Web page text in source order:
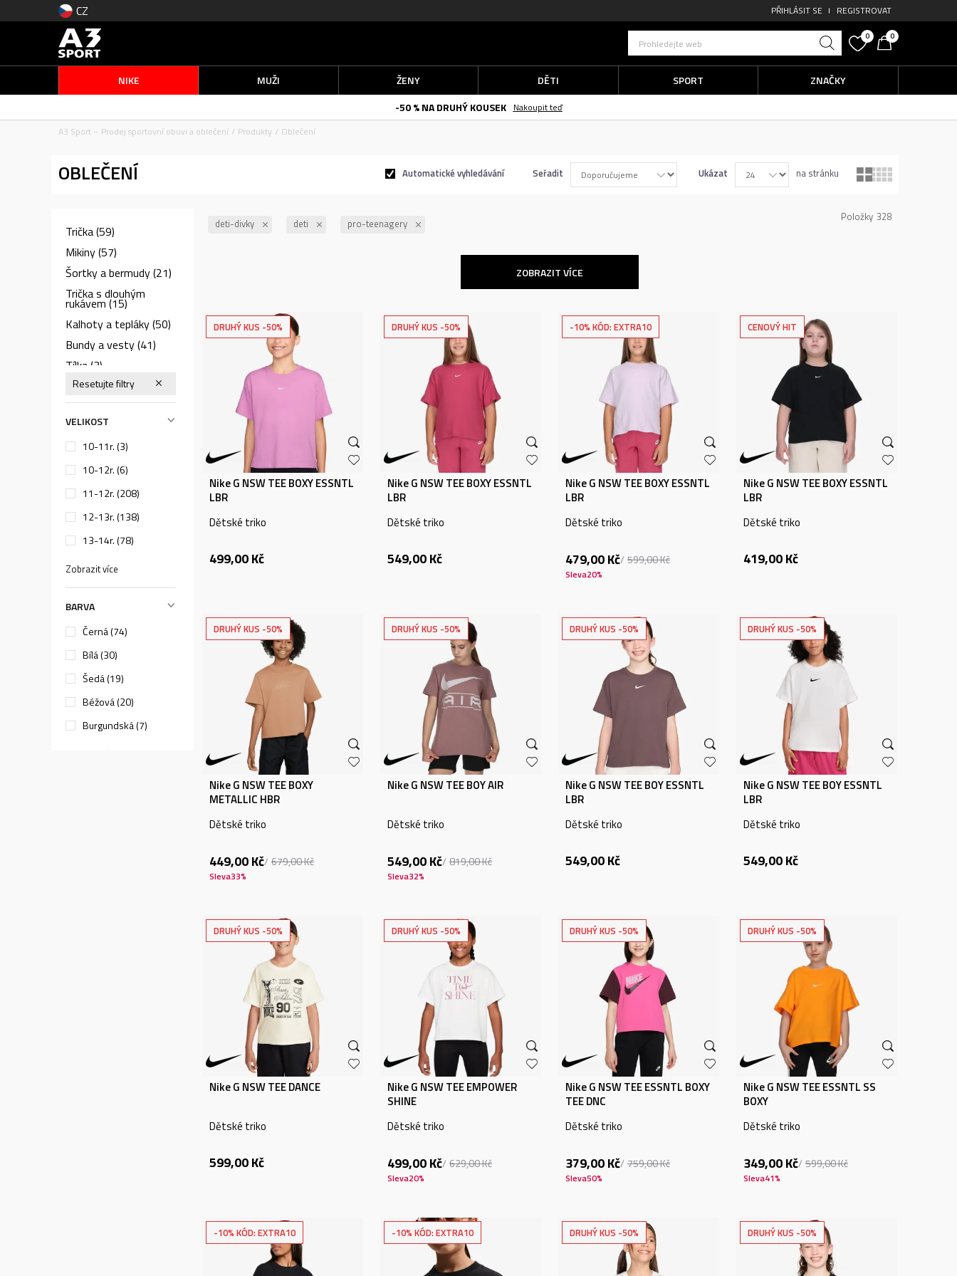
CZ PŘIHLÁSIT SE REGISTROVAT
Prohledejte web
0 0
NIKE MUŽI ŽENY DĚTI SPORT
ZNAČKY
-50 % NA DRUHÝ KOUSEK
Nakoupit teď
A3 Sport – Prodej sportovní obuvi a oblečení
Produkty Oblečení
OBLEČENÍ Automatické vyhledávání Seřadit Ukázat na stránku
Trička(59)
Mikiny(57)
Šortky a bermudy(21)
Trička s dlouhým
rukávem(15)
Kalhoty a tepláky(50)
Bundy a vesty(41)
Tílka (3)
Kalhoty(10)
Legíny(26)
Plavky(28)
Soupravy(1)
Soupravy(6)
Podprsenky(4)
Sukně a šaty(7)
Resetujte filtry
VELIKOST
10-11r.(3)
10-12r.(6)
11-12r.(208)
12-13r.(138)
13-14r.(78)
Zobrazit více
BARVA
Černá (74)
Bílá (30)
Šedá (19)
Béžová (20)
Burgundská (7)
deti-divky deti pro-teenagery 328
Položky
ZOBRAZIT VÍCE
DRUHÝ KUS -50%
Nike G NSW TEE BOXY ESSNTL
LBR
Dětské triko
499,00Kč
DRUHÝ KUS -50%
Nike G NSW TEE BOXY ESSNTL
LBR
Dětské triko
549,00Kč
-10% KÓD: EXTRA10
Nike G NSW TEE BOXY ESSNTL
LBR
Dětské triko
479,00Kč 599,00Kč
Sleva20%
CENOVÝ HIT
Nike G NSW TEE BOXY ESSNTL
LBR
Dětské triko
419,00Kč
DRUHÝ KUS -50%
Nike G NSW TEE BOXY
METALLIC HBR
Dětské triko
449,00Kč 679,00Kč
Sleva33%
DRUHÝ KUS -50%
Nike G NSW TEE BOY AIR
Dětské triko
549,00Kč 819,00Kč
Sleva32%
DRUHÝ KUS -50%
Nike G NSW TEE BOY ESSNTL
LBR
Dětské triko
549,00Kč
DRUHÝ KUS -50%
Nike G NSW TEE BOY ESSNTL
LBR
Dětské triko
549,00Kč
DRUHÝ KUS -50%
Nike G NSW TEE DANCE
Dětské triko
599,00Kč
DRUHÝ KUS -50%
Nike G NSW TEE EMPOWER
SHINE
Dětské triko
499,00Kč 629,00Kč
Sleva20%
DRUHÝ KUS -50%
Nike G NSW TEE ESSNTL BOXY
TEE DNC
Dětské triko
379,00Kč 759,00Kč
Sleva50%
DRUHÝ KUS -50%
Nike G NSW TEE ESSNTL SS
BOXY
Dětské triko
349,00Kč 599,00Kč
Sleva41%
-10% KÓD: EXTRA10 -10% KÓD: EXTRA10 DRUHÝ KUS -50% DRUHÝ KUS -50%